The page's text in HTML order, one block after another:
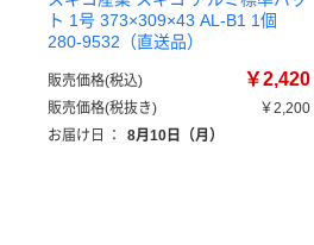
ト 1号 373×309×43 AL-B1 1個
280-9532（直送品）
販売価格(税込) ￥2,420
販売価格(税抜き)
￥2,200
お届け日
： 8月10日（月）